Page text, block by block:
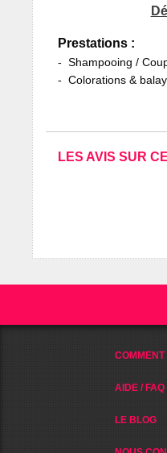
Prestations :
Shampooing /
Colorations &
LES AVIS SUR
AIDE / FAQ
LE BLOG